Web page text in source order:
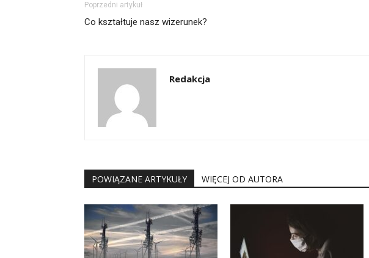
Poprzedni artykuł
Co kształtuje nasz wizerunek?
Redakcja
POWIĄZANE ARTYKUŁY WIĘCEJ OD AUTORA